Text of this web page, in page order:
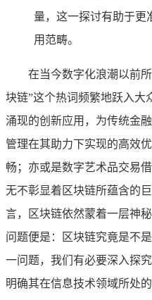
量，这一探讨有助于更
用范畴。
在当今数字化浪潮以前
块链”这个热词频繁地跃入大
涌现的创新应用，为传统金
管理在其助力下实现的高效
畅；亦或是数字艺术品交易
无不彰显着区块链所蕴含的
言，区块链依然蒙着一层神
问题便是：区块链究竟是不
一问题，我们有必要深入探
明确其在信息技术领域所处的